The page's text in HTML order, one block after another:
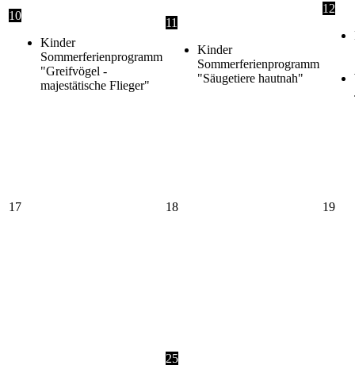
10
Kinder
Sommerferienprogramm
"Greifvögel -
majestätische Flieger"
11
Kinder
Sommerferienprogramm
"Säugetiere hautnah"
12
17 18 19
25